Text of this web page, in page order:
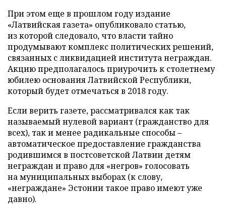
При этом еще в прошлом году издание
«Латвийская газета» опубликовало статью,
из которой следовало, что власти тайно
продумывают комплекс политических решений,
связанных с ликвидацией института неграждан.
Акцию предполагалось приурочить к столетнему
юбилею основания Латвийской Республики,
который будет отмечаться в 2018 году.
Если верить газете, рассматривался как так
называемый нулевой вариант (гражданство для
всех), так и менее радикальные способы –
автоматическое предоставление гражданства
родившимся в постсоветской Латвии детям
неграждан и право для «негров» голосовать
на муниципальных выборах (к слову,
«неграждане» Эстонии такое право имеют уже
давно).